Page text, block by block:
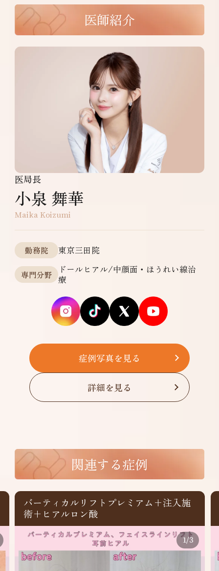
医師紹介
医局長
小泉 舞華
Maika Koizumi
勤務院 東京三田院
専門分野
ドールヒアル/中顔面・ほうれい線治
療
症例写真を見る
詳細を見る
関連する症例
糸リフト各種+注入施術+ヒアルロン酸
1/3